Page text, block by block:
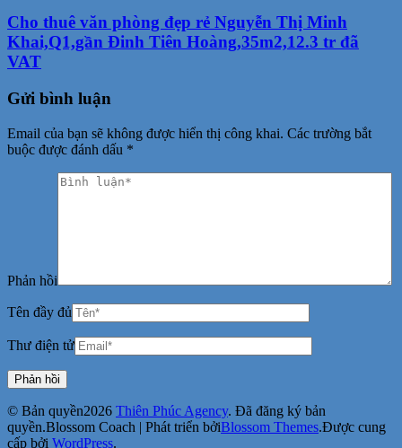
Cho thuê văn phòng đẹp rẻ Nguyễn Thị Minh
Khai,Q1,gần Đinh Tiên Hoàng,35m2,12.3 tr đã
VAT
Gửi bình luận
Email của bạn sẽ không được hiển thị công khai. Các trường bắt
buộc được đánh dấu *
Phản hồi
Tên đầy đủ
Thư điện tử
© Bản quyền2026 Thiên Phúc Agency. Đã đăng ký bản
quyền.Blossom Coach | Phát triển bởiBlossom Themes.Được cung
cấp bởi WordPress.